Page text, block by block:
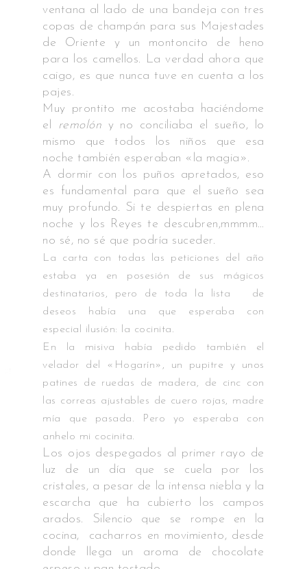
ventana al lado de una bandeja con tres
copas de champán para sus Majestades
de Oriente y un montoncito de heno
para los camellos. La verdad ahora que
caigo, es que nunca tuve en cuenta a los
pajes.
Muy prontito me acostaba haciéndome
el remolón y no conciliaba el sueño, lo
mismo que todos los niños que esa
noche también esperaban «la magia».
A dormir con los puños apretados, eso
es fundamental para que el sueño sea
muy profundo. Si te despiertas en plena
noche y los Reyes te descubren,mmmm…
no sé, no sé que podría suceder.
La carta con todas las peticiones del año
estaba ya en posesión de sus mágicos
destinatarios, pero de toda la lista de
deseos había una que esperaba con
especial ilusión: la cocinita.
En la misiva había pedido también el
velador del «Hogarín», un pupitre y unos
patines de ruedas de madera, de cinc con
las correas ajustables de cuero rojas, madre
mía que pasada. Pero yo esperaba con
anhelo mi cocinita.
Los ojos despegados al primer rayo de
luz de un día que se cuela por los
cristales, a pesar de la intensa niebla y la
escarcha que ha cubierto los campos
arados. Silencio que se rompe en la
cocina, cacharros en movimiento, desde
donde llega un aroma de chocolate